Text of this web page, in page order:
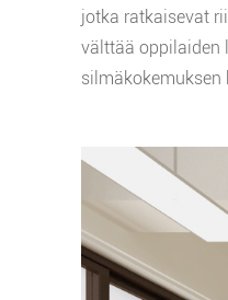
jotka ratkaisevat
välttää oppilaiden
silmäkokemuksen